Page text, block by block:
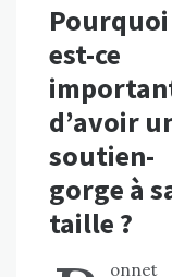
Pourquoi
est-ce
d’avoir
soutien-
gorge à
taille ?
onnet